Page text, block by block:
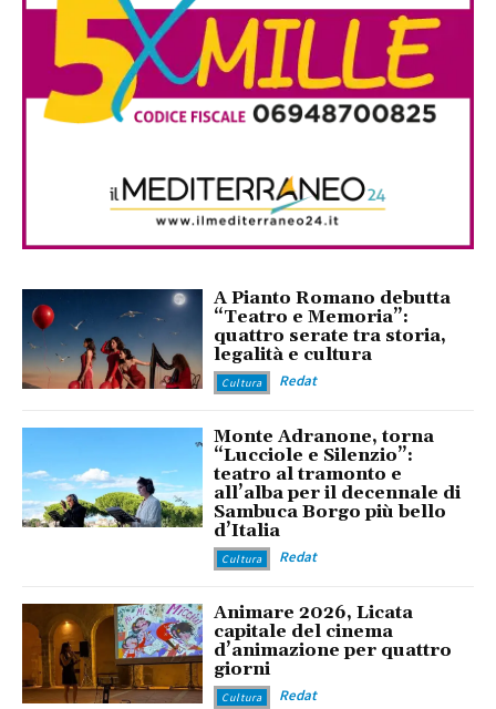
A Pianto Romano debutta
“Teatro e Memoria”:
quattro serate tra storia,
legalità e cultura
Cultura Redat
Monte Adranone, torna
“Lucciole e Silenzio”:
teatro al tramonto e
all’alba per il decennale di
Sambuca Borgo più bello
d’Italia
Cultura Redat
Animare 2026, Licata
capitale del cinema
d’animazione per quattro
giorni
Cultura Redat